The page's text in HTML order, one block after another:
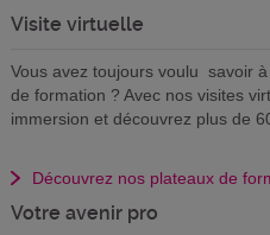
Visite virtuelle
Vous avez toujours voulu savoir
de formation ? Avec nos visites
immersion et découvrez plus de
Découvrez nos plateaux de
Votre avenir pro